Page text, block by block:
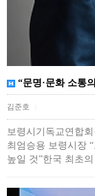
“문명·문화 소통
김준호
보령시기독교연합
최엄승용 보령시장
높일 것”한국 최초